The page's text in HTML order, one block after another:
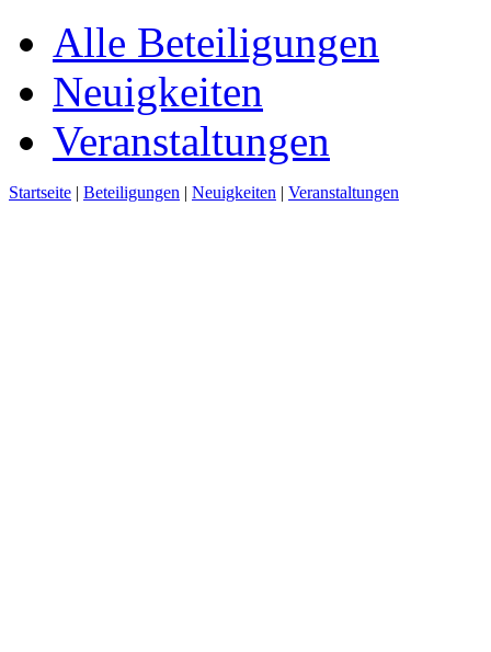
Alle Beteiligungen
Neuigkeiten
Veranstaltungen
Startseite | Beteiligungen | Neuigkeiten | Veranstaltungen